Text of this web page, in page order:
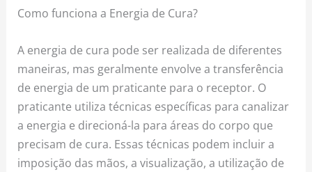
Como funciona a Energia de Cura?
A energia de cura pode ser realizada de diferentes
maneiras, mas geralmente envolve a transferência
de energia de um praticante para o receptor. O
praticante utiliza técnicas específicas para canalizar
a energia e direcioná-la para áreas do corpo que
precisam de cura. Essas técnicas podem incluir a
imposição das mãos, a visualização, a utilização de